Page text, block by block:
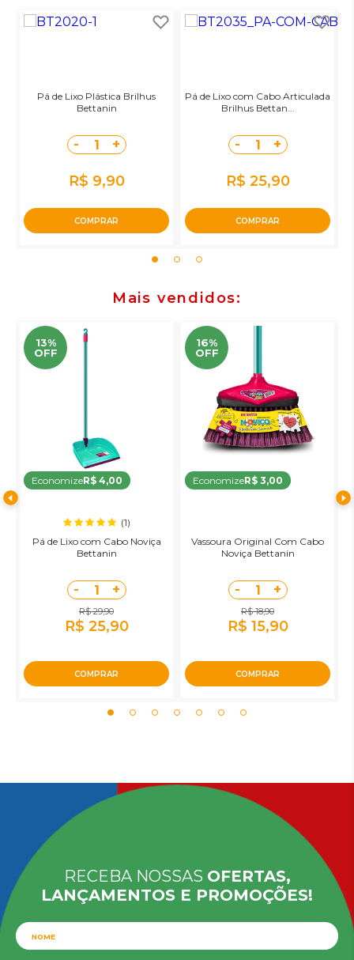
Pá de Lixo Plástica Brilhus
Bettanin
- 1 +
R$ 9,90
COMPRAR
Pá de Lixo com Cabo Articulada
Brilhus Bettan...
- 1 +
R$ 25,90
COMPRAR
Mais vendidos
13%
OFF
EconomizeR$ 4,00
(1)
Pá de Lixo com Cabo Noviça
Bettanin
- 1 +
R$ 29,90
R$ 25,90
COMPRAR
16%
OFF
EconomizeR$ 3,00
Vassoura Original Com Cabo
Noviça Bettanin
- 1 +
R$ 18,90
R$ 15,90
COMPRAR
RECEBA NOSSAS OFERTAS,
LANÇAMENTOS E PROMOÇÕES!